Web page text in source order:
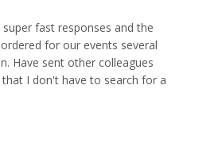
fast responses and the
for our events several
Have sent other colleagues
I don't have to search for a
the range of products if
the quality.